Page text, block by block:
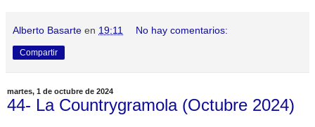
Alberto Basarte en 19:11 No hay comentarios:
Compartir
martes, 1 de octubre de 2024
44- La Countrygramola (Octubre 2024)